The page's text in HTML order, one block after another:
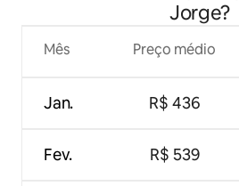
Jorge?
Mês
Jan.
Fev.
Preço médio
R$ 436
R$ 539